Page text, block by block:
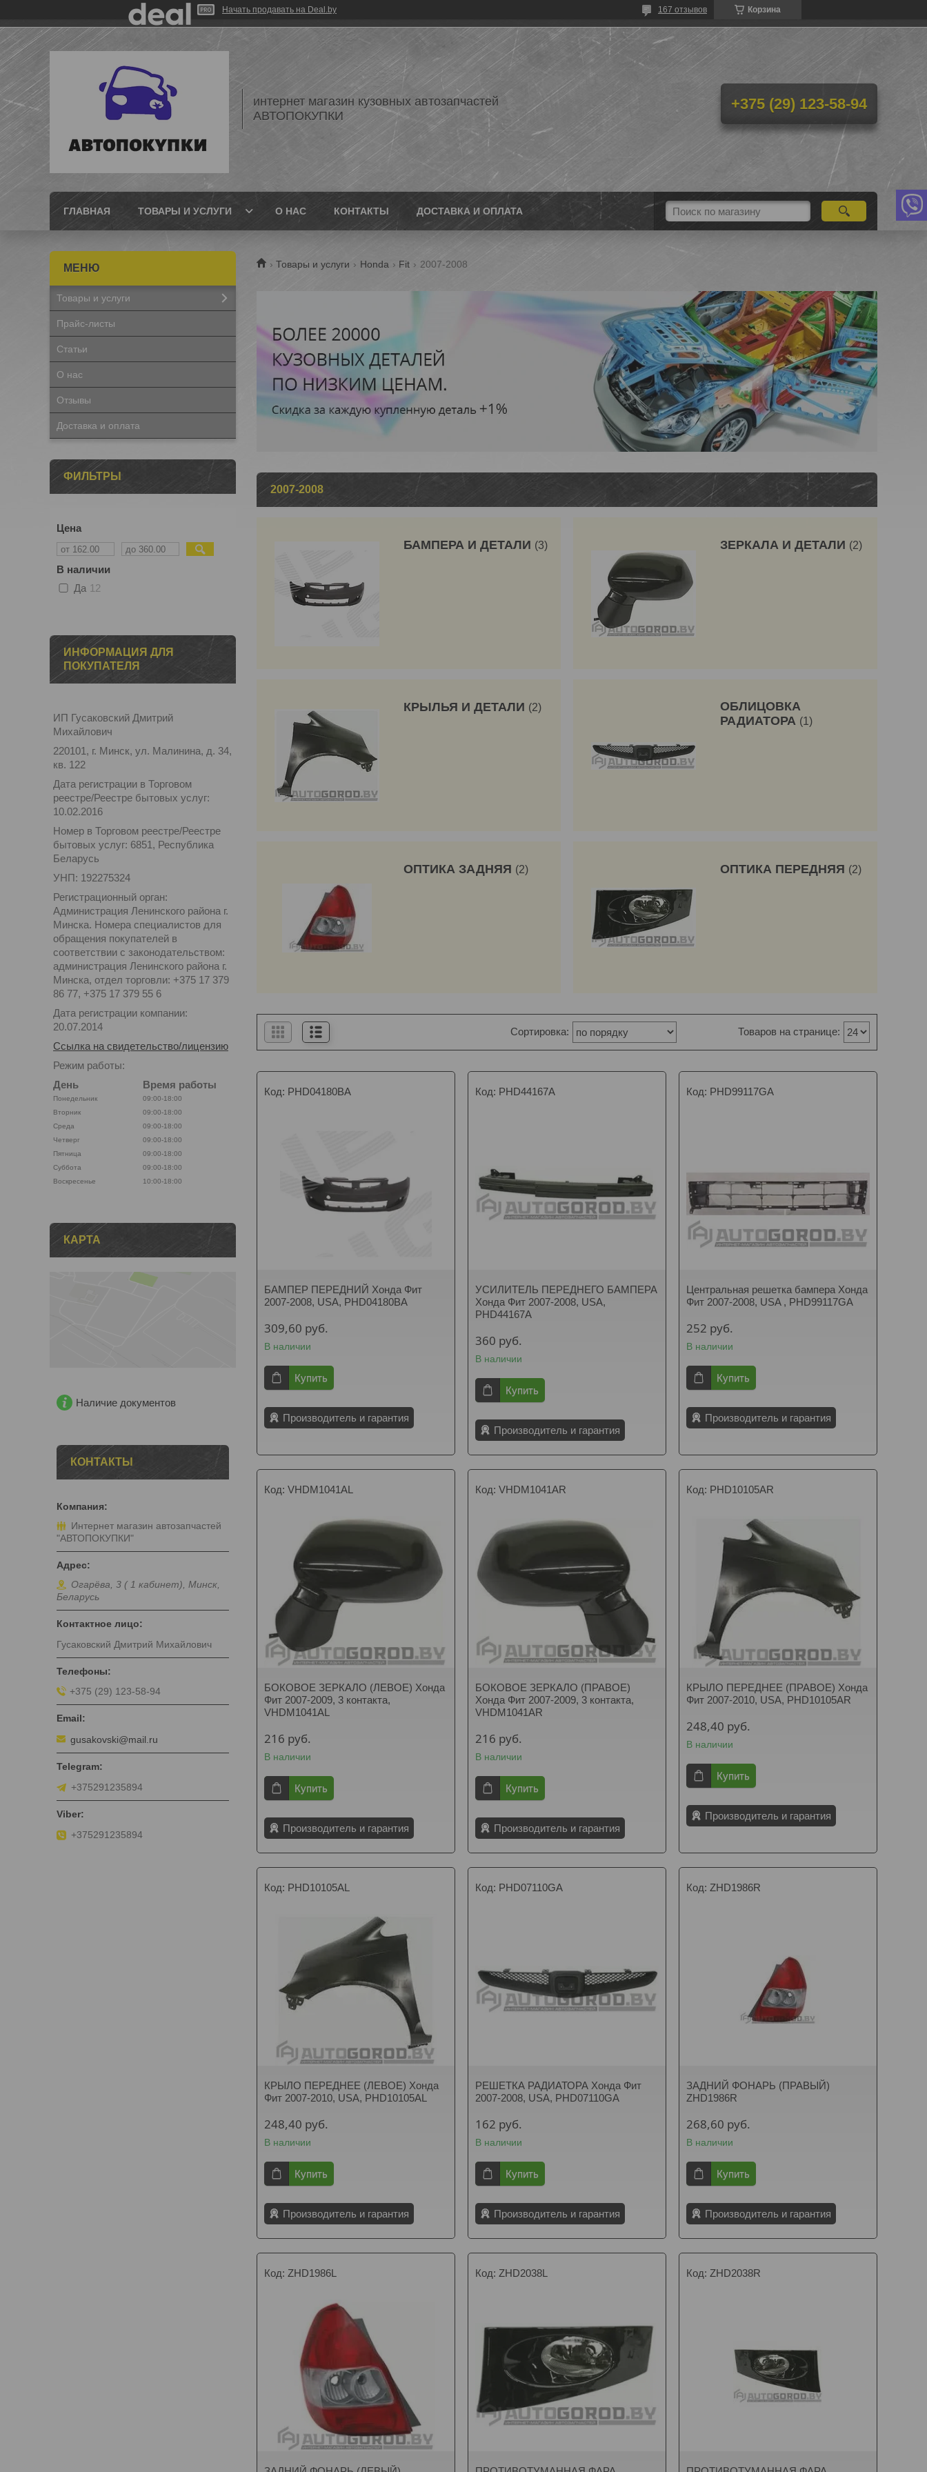
Начать продавать на Deal.by Корзина
167 отзывов
интернет магазин кузовных автозапчастей
АВТОПОКУПКИ
+375 (29) 123-58-94
ГЛАВНАЯ ТОВАРЫ И УСЛУГИ О НАС КОНТАКТЫ ДОСТАВКА И ОПЛАТА
Товары и услуги Honda Fit 2007-2008
2007-2008
БАМПЕРА И ДЕТАЛИ 3 ЗЕРКАЛА И ДЕТАЛИ 2
КРЫЛЬЯ И ДЕТАЛИ 2
ОБЛИЦОВКА
РАДИАТОРА
1
ОПТИКА ЗАДНЯЯ 2 ОПТИКА ПЕРЕДНЯЯ 2
PHD04180BA
БАМПЕР ПЕРЕДНИЙ Хонда Фит
2007-2008, USA, PHD04180BA
309,60 руб.
В наличии
Купить
Производитель и гарантия
PHD44167A
УСИЛИТЕЛЬ ПЕРЕДНЕГО БАМПЕРА
Хонда Фит 2007-2008, USA,
PHD44167A
360 руб.
В наличии
Купить
Производитель и гарантия
PHD99117GA
Центральная решетка бампера Хонда
Фит 2007-2008, USA , PHD99117GA
252 руб.
В наличии
Купить
Производитель и гарантия
VHDM1041AL
БОКОВОЕ ЗЕРКАЛО (ЛЕВОЕ) Хонда
Фит 2007-2009, 3 контакта,
VHDM1041AL
216 руб.
В наличии
Купить
Производитель и гарантия
VHDM1041AR
БОКОВОЕ ЗЕРКАЛО (ПРАВОЕ)
Хонда Фит 2007-2009, 3 контакта,
VHDM1041AR
216 руб.
В наличии
Купить
Производитель и гарантия
PHD10105AR
КРЫЛО ПЕРЕДНЕЕ (ПРАВОЕ) Хонда
Фит 2007-2010, USA, PHD10105AR
248,40 руб.
В наличии
Купить
Производитель и гарантия
PHD10105AL
КРЫЛО ПЕРЕДНЕЕ (ЛЕВОЕ) Хонда
Фит 2007-2010, USA, PHD10105AL
248,40 руб.
В наличии
Купить
Производитель и гарантия
PHD07110GA
РЕШЕТКА РАДИАТОРА Хонда Фит
2007-2008, USA, PHD07110GA
162 руб.
В наличии
Купить
Производитель и гарантия
ZHD1986R
ЗАДНИЙ ФОНАРЬ (ПРАВЫЙ)
ZHD1986R
268,60 руб.
В наличии
Купить
Производитель и гарантия
ZHD1986L ZHD2038L ZHD2038R
Товары и услуги
Прайс-листы
Статьи
О нас
Отзывы
Доставка и оплата
ФИЛЬТРЫ
Цена
В наличии
Да 12
ИНФОРМАЦИЯ ДЛЯ
ПОКУПАТЕЛЯ
ИП Гусаковский Дмитрий
Михайлович
220101, г. Минск, ул. Малинина, д. 34,
кв. 122
Дата регистрации в Торговом
реестре/Реестре бытовых услуг:
10.02.2016
Номер в Торговом реестре/Реестре
бытовых услуг: 6851, Республика
Беларусь
УНП: 192275324
Регистрационный орган:
Администрация Ленинского района г.
Минска. Номера специалистов для
обращения покупателей в
соответствии с законодательством:
администрация Ленинского района г.
Минска, отдел торговли: +375 17 379
86 77, +375 17 379 55 6
Дата регистрации компании:
20.07.2014
Ссылка на свидетельство/лицензию
Режим работы:
День
Время работы
Понедельник
09:00-18:00
Вторник
09:00-18:00
Среда
09:00-18:00
Четверг
09:00-18:00
Пятница
09:00-18:00
Суббота
09:00-18:00
Воскресенье
10:00-18:00
КАРТА
Наличие документов
КОНТАКТЫ
Интернет магазин автозапчастей
"АВТОПОКУПКИ"
Огарёва, 3 ( 1 кабинет), Минск,
Беларусь
Гусаковский Дмитрий Михайлович
+375 (29) 123-58-94
gusakovski@mail.ru
+375291235894
+375291235894